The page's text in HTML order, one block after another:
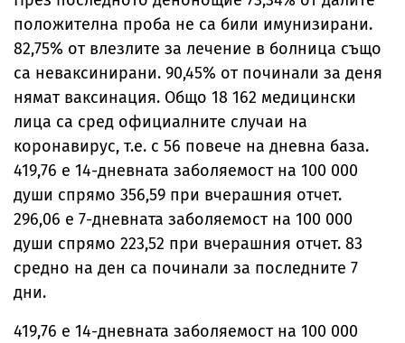
положителна проба не са били имунизирани.
82,75% от влезлите за лечение в болница също
са неваксинирани. 90,45% от починали за деня
нямат ваксинация. Общо 18 162 медицински
лица са сред официалните случаи на
коронавирус, т.е. с 56 повече на дневна база.
419,76 е 14-дневната заболяемост на 100 000
души спрямо 356,59 при вчерашния отчет.
296,06 е 7-дневната заболяемост на 100 000
души спрямо 223,52 при вчерашния отчет. 83
средно на ден са починали за последните 7
дни.
419,76 е 14-дневната заболяемост на 100 000